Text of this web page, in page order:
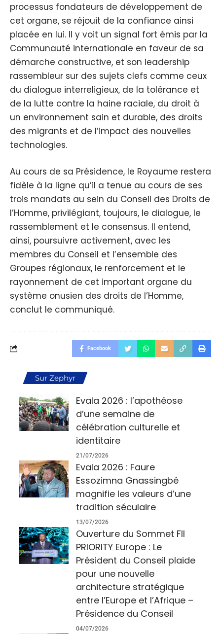
processus fondateurs de développement de
cet organe, se réjouit de la confiance ainsi
placée en lui. Il y voit un signal fort émis par la
Communauté internationale en faveur de sa
démarche constructive, et son leadership
rassembleur sur des sujets clefs comme ceux
du dialogue interreligieux, de la tolérance et
de la lutte contre la haine raciale, du droit à
un environnement sain et durable, des droits
des migrants et de l’impact des nouvelles
technologies.
Au cours de sa Présidence, le Royaume restera
fidèle à la ligne qu’il a tenue au cours de ses
trois mandats au sein du Conseil des Droits de
l’Homme, privilégiant, toujours, le dialogue, le
rassemblement et le consensus. Il entend,
ainsi, poursuivre activement, avec les
membres du Conseil et l’ensemble des
Groupes régionaux, le renforcement et le
rayonnement de cet important organe du
système onusien des droits de l’Homme,
conclut le communiqué.
Facebook
Sur Zephyr
Evala 2026 : l’apothéose
d’une semaine de
célébration culturelle et
identitaire
21/07/2026
Evala 2026 : Faure
Essozimna Gnassingbé
magnifie les valeurs d’une
tradition séculaire
13/07/2026
Ouverture du Sommet FII
PRIORITY Europe : Le
Président du Conseil plaide
pour une nouvelle
architecture stratégique
entre l’Europe et l’Afrique –
Présidence du Conseil
04/07/2026